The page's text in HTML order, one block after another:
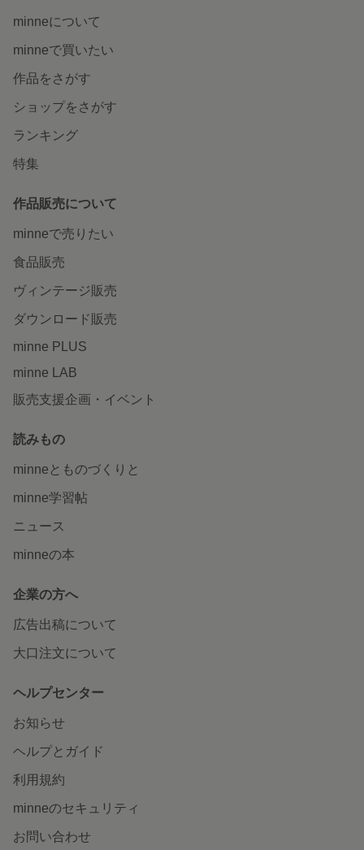
minneについて
minneで買いたい
作品をさがす
ショップをさがす
ランキング
特集
作品販売について
minneで売りたい
食品販売
ヴィンテージ販売
ダウンロード販売
minne PLUS
minne LAB
販売支援企画・イベント
読みもの
minneとものづくりと
minne学習帖
ニュース
minneの本
企業の方へ
広告出稿について
大口注文について
ヘルプセンター
お知らせ
ヘルプとガイド
利用規約
minneのセキュリティ
お問い合わせ